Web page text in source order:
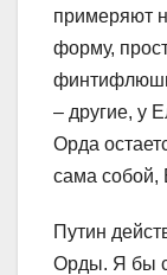
примеряют
форму,
– другие, у
Орда
сама собой,
Путин
Орды. Я бы